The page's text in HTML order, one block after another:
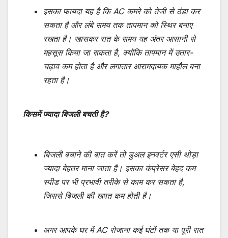
इसका फायदा यह है कि AC कमरे को तेजी से ठंडा कर
सकता है और लंबे समय तक तापमान को स्थिर बनाए
रखता है। खासकर रात के समय यह अंतर आसानी से
महसूस किया जा सकता है, क्योंकि तापमान में उतार-
चढ़ाव कम होता है और लगातार आरामदायक माहौल बना
रहता है।
किसमें ज्यादा बिजली बचती है?
बिजली बचाने की बात करें तो डुअल इनवर्टर एसी थोड़ा
ज्यादा बेहतर माना जाता है। इसका कंप्रेसर बेहद कम
स्पीड पर भी प्रभावी तरीके से काम कर सकता है,
जिससे बिजली की खपत कम होती है।
अगर आपके घर में AC रोजाना कई घंटों तक या पूरी रात